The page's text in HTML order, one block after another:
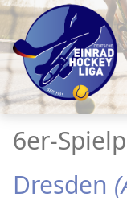
6er-
Dresden